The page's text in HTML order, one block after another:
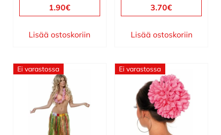
1.90€
Lisää ostoskoriin
3.70€
Lisää ostoskoriin
Ei varastossa Ei varastossa